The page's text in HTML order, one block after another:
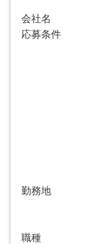
会社名
応募条件
勤務地
職種